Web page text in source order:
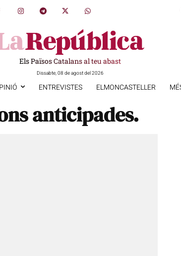
Els Països Catalans al teu abast
Dissabte, 08 de agost del 2026
ENTREVISTES ELMONCASTELLER
anticipades.